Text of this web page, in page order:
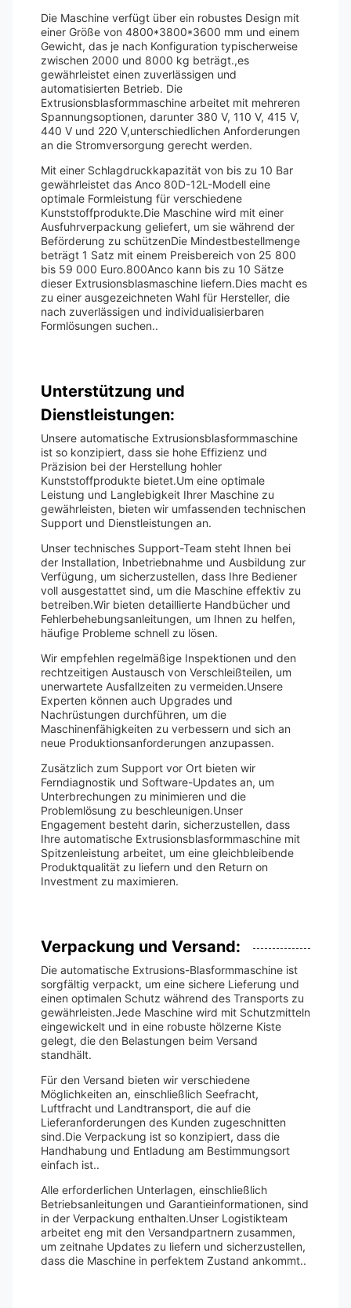
Die Maschine verfügt über ein robustes Design mit
einer Größe von 4800*3800*3600 mm und einem
Gewicht, das je nach Konfiguration typischerweise
zwischen 2000 und 8000 kg beträgt.,es
gewährleistet einen zuverlässigen und
automatisierten Betrieb. Die
Extrusionsblasformmaschine arbeitet mit mehreren
Spannungsoptionen, darunter 380 V, 110 V, 415 V,
440 V und 220 V,unterschiedlichen Anforderungen
an die Stromversorgung gerecht werden.
Mit einer Schlagdruckkapazität von bis zu 10 Bar
gewährleistet das Anco 80D-12L-Modell eine
optimale Formleistung für verschiedene
Kunststoffprodukte.Die Maschine wird mit einer
Ausfuhrverpackung geliefert, um sie während der
Beförderung zu schützenDie Mindestbestellmenge
beträgt 1 Satz mit einem Preisbereich von 25 800
bis 59 000 Euro.800Anco kann bis zu 10 Sätze
dieser Extrusionsblasmaschine liefern.Dies macht es
zu einer ausgezeichneten Wahl für Hersteller, die
nach zuverlässigen und individualisierbaren
Formlösungen suchen..
Unterstützung und
Dienstleistungen:
Unsere automatische Extrusionsblasformmaschine
ist so konzipiert, dass sie hohe Effizienz und
Präzision bei der Herstellung hohler
Kunststoffprodukte bietet.Um eine optimale
Leistung und Langlebigkeit Ihrer Maschine zu
gewährleisten, bieten wir umfassenden technischen
Support und Dienstleistungen an.
Unser technisches Support-Team steht Ihnen bei
der Installation, Inbetriebnahme und Ausbildung zur
Verfügung, um sicherzustellen, dass Ihre Bediener
voll ausgestattet sind, um die Maschine effektiv zu
betreiben.Wir bieten detaillierte Handbücher und
Fehlerbehebungsanleitungen, um Ihnen zu helfen,
häufige Probleme schnell zu lösen.
Wir empfehlen regelmäßige Inspektionen und den
rechtzeitigen Austausch von Verschleißteilen, um
unerwartete Ausfallzeiten zu vermeiden.Unsere
Experten können auch Upgrades und
Nachrüstungen durchführen, um die
Maschinenfähigkeiten zu verbessern und sich an
neue Produktionsanforderungen anzupassen.
Zusätzlich zum Support vor Ort bieten wir
Ferndiagnostik und Software-Updates an, um
Unterbrechungen zu minimieren und die
Problemlösung zu beschleunigen.Unser
Engagement besteht darin, sicherzustellen, dass
Ihre automatische Extrusionsblasformmaschine mit
Spitzenleistung arbeitet, um eine gleichbleibende
Produktqualität zu liefern und den Return on
Investment zu maximieren.
Verpackung und Versand:
Die automatische Extrusions-Blasformmaschine ist
sorgfältig verpackt, um eine sichere Lieferung und
einen optimalen Schutz während des Transports zu
gewährleisten.Jede Maschine wird mit Schutzmitteln
eingewickelt und in eine robuste hölzerne Kiste
gelegt, die den Belastungen beim Versand
standhält.
Für den Versand bieten wir verschiedene
Möglichkeiten an, einschließlich Seefracht,
Luftfracht und Landtransport, die auf die
Lieferanforderungen des Kunden zugeschnitten
sind.Die Verpackung ist so konzipiert, dass die
Handhabung und Entladung am Bestimmungsort
einfach ist..
Alle erforderlichen Unterlagen, einschließlich
Betriebsanleitungen und Garantieinformationen, sind
in der Verpackung enthalten.Unser Logistikteam
arbeitet eng mit den Versandpartnern zusammen,
um zeitnahe Updates zu liefern und sicherzustellen,
dass die Maschine in perfektem Zustand ankommt..